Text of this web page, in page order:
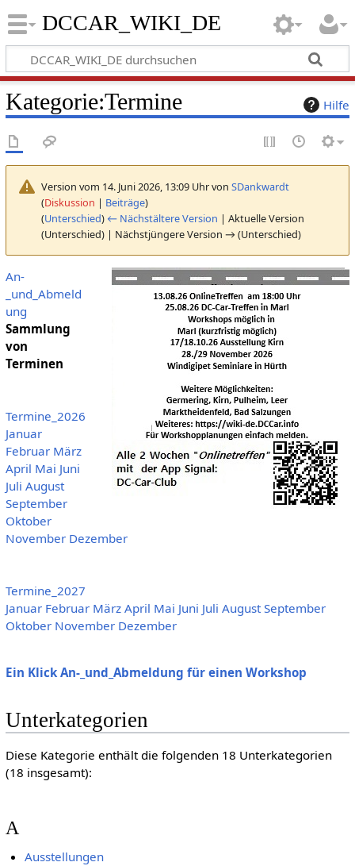
DCCAR_WIKI_DE
Hilfe
Kategorie:Termine
Version vom 14. Juni 2026, 13:09 Uhr von SDankwardt
(Diskussion | Beiträge)
(Unterschied) ← Nächstältere Version | Aktuelle Version
(Unterschied) | Nächstjüngere Version → (Unterschied)
An-
_und_Abmeld
ung
Sammlung
von
Terminen
Termine_2026
Januar
Februar März
April Mai Juni
Juli August
September
Oktober
November Dezember
Termine_2027
Januar Februar März April Mai Juni Juli August September
Oktober November Dezember
Ein Klick An-_und_Abmeldung für einen Workshop
Unterkategorien
Diese Kategorie enthält die folgenden 18 Unterkategorien
(18 insgesamt):
A
Ausstellungen